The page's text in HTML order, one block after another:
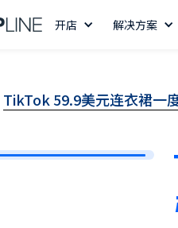
开店 解决方案
TikTok 59.9美元连衣裙一